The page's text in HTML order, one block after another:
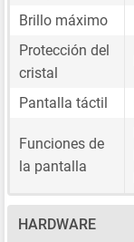
Brillo máximo
Protección del
cristal
Pantalla táctil
Funciones de
la pantalla
HARDWARE